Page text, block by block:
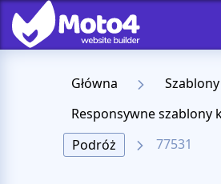
Główna
Podróż
77531